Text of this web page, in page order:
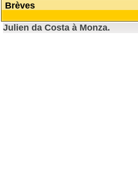
Brèves
Julien da Costa à Monza.